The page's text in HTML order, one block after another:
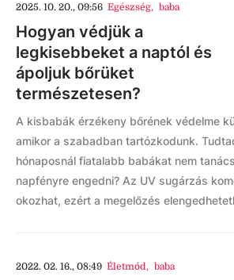
2025. 10. 20., 09:56 Egészség, baba
Hogyan védjük a
legkisebbeket a naptól és
ápoljuk bőrüket
természetesen?
A kisbabák érzékeny bőrének védelme
amikor a szabadban tartózkodunk.
hónaposnál fiatalabb babákat nem
napfényre engedni? Az UV sugárzás
okozhat, ezért a megelőzés
2022. 02. 16., 08:49 Életmód, baba